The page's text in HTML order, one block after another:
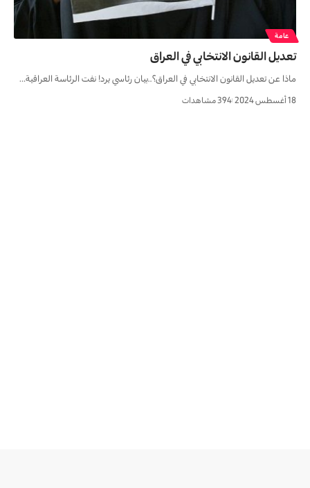
عامة
تعديل القانون الانتخابي في العراق
ماذا عن تعديل القانون الانتخابي في العراق؟..بيان رئاسي يرد! نفت الرئاسة العراقية…
18 أغسطس 2024 394 مشاهدات